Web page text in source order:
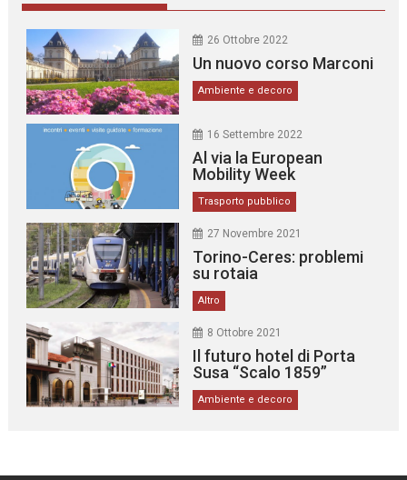
26 Ottobre 2022
Un nuovo corso Marconi
Ambiente e decoro
16 Settembre 2022
Al via la European
Mobility Week
Trasporto pubblico
27 Novembre 2021
Torino-Ceres: problemi
su rotaia
Altro
8 Ottobre 2021
Il futuro hotel di Porta
Susa “Scalo 1859”
Ambiente e decoro